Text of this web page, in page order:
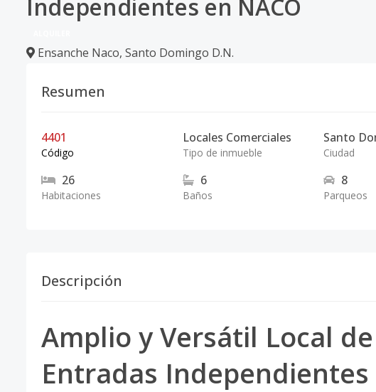
Independientes en NACO
Ensanche Naco, Santo Domingo D.N.
Resumen
4401
Código
Locales Comerciales
Tipo de inmueble
Santo
Ciudad
26
Habitaciones
6
Baños
8
Parqueos
Descripción
Amplio y Versátil Local
Entradas Independientes